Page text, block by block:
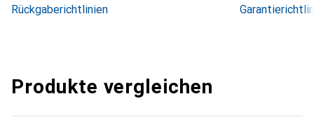
Rückgaberichtlinien
Produkte vergleichen